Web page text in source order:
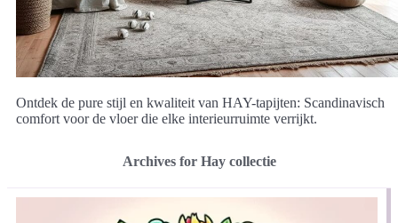
Ontdek de pure stijl en kwaliteit van HAY-tapijten: Scandinavisch
comfort voor de vloer die elke interieurruimte verrijkt.
Archives for Hay collectie